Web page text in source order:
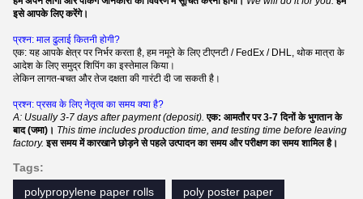
इसे आपके लिए करेंगे।
प्रश्न: माल ढुलाई कितनी होगी?
एक: यह आपके क्षेत्र पर निर्भर करता है, हम नमूने के लिए टीएनटी / FedEx / DHL, थोक मात्रा के
आदेश के लिए समुद्र शिपिंग का इस्तेमाल किया।
लेकिन लागत-बचत और तेज दक्षता की गारंटी दी जा सकती है।
प्रश्न: प्रसव के लिए नेतृत्व का समय क्या है?
A: Usually 3-7 days after payment (deposit). एक: आमतौर पर 3-7 दिनों के भुगतान के
बाद (जमा)। This time includes production time, and testing time before leaving
factory. इस समय में कारखाने छोड़ने से पहले उत्पादन का समय और परीक्षण का समय शामिल है।
Tags:
polypropylene paper rolls
poly poster paper